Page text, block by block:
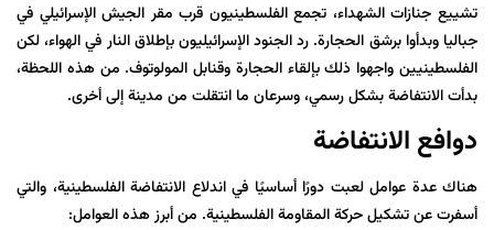
تشييع جنازات الشهداء، تجمع الفلسطينيون قرب مقر الجيش الإسرائيلي في
جباليا وبدأوا برشق الحجارة. رد الجنود الإسرائيليون بإطلاق النار في الهواء، لكن
الفلسطينيين واجهوا ذلك بإلقاء الحجارة وقنابل المولوتوف. من هذه اللحظة،
بدأت الانتفاضة بشكل رسمي، وسرعان ما انتقلت من مدينة إلى أخرى.
دوافع الانتفاضة
هناك عدة عوامل لعبت دورًا أساسيًا في اندلاع الانتفاضة الفلسطينية، والتي
أسفرت عن تشكيل حركة المقاومة الفلسطينية. من أبرز هذه العوامل: